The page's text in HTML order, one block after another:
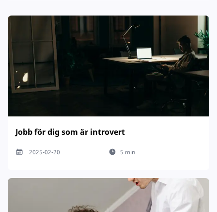
Jobb för dig som är introvert
2025-02-20 5 min